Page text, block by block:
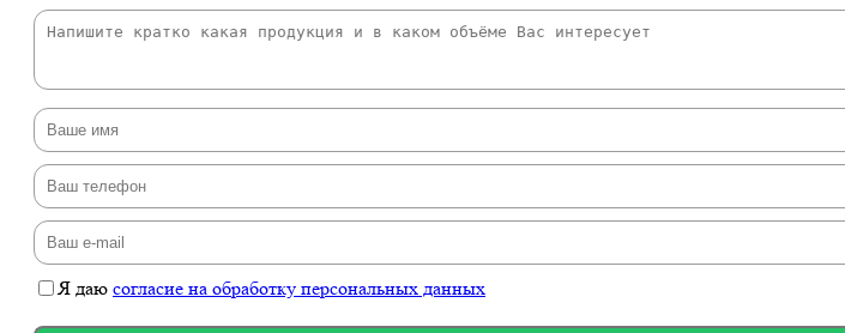
Я даю согласие на обработку персональных данных